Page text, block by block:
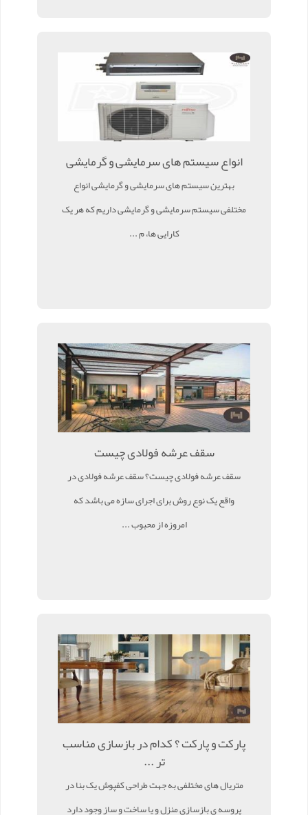
انواع سیستم های سرمایشی و گرمایشی
بهترین سیستم های سرمایشی و گرمایشی انواع
مختلفی سیستم سرمایشی و گرمایشی داریم که هر یک
کارایی ها، م ...
سقف عرشه فولادی چیست
سقف عرشه فولادی چیست؟ سقف عرشه فولادی در
واقع یک نوع روش برای اجرای سازه می باشد که
امروزه از محبوب ...
پارکت و پارکت ؟ کدام در بازسازی مناسب
تر ...
متریال های مختلفی به جهت طراحی کفپوش یک بنا در
پروسه ی بازسازی منزل و یا ساخت و ساز وجود دارد